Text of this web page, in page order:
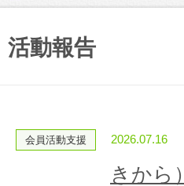
活動報告
会員活動支援 2026.07.16
きから）